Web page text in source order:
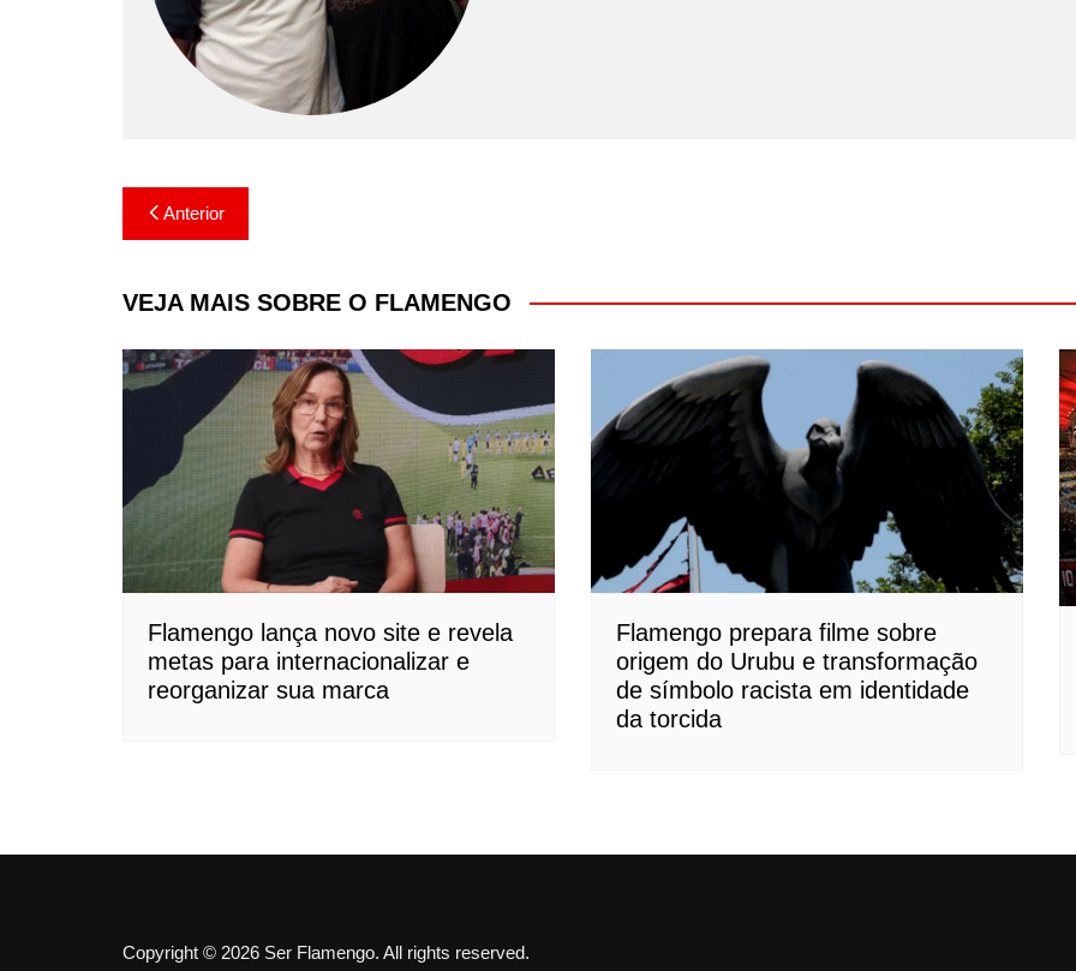
Navegação
de
Post
Anterior
VEJA MAIS SOBRE O FLAMENGO
Flamengo lança novo site e revela
metas para internacionalizar e
reorganizar sua marca
Flamengo prepara filme sobre
origem do Urubu e transformação
de símbolo racista em identidade
da torcida
Copyright © 2026 Ser Flamengo. All rights reserved.